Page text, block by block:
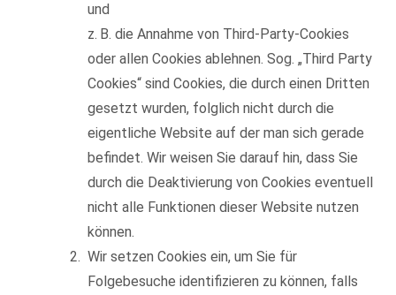
und
z. B. die Annahme von Third-Party-Cookies
oder allen Cookies ablehnen. Sog. „Third Party
Cookies“ sind Cookies, die durch einen Dritten
gesetzt wurden, folglich nicht durch die
eigentliche Website auf der man sich gerade
befindet. Wir weisen Sie darauf hin, dass Sie
durch die Deaktivierung von Cookies eventuell
nicht alle Funktionen dieser Website nutzen
können.
Wir setzen Cookies ein, um Sie für
Folgebesuche identifizieren zu können, falls